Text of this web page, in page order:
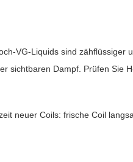
VG-Liquids sind
sichtbaren Dampf. Prüfen Sie
neuer Coils: frische Coil